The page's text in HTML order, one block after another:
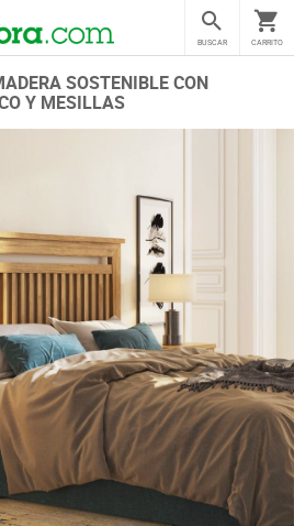
CARRITO
BUSCAR
SOSTENIBLE CON
Y MESILLAS